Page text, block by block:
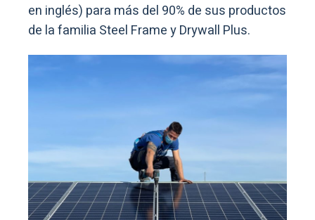
en inglés) para más del 90% de sus productos
de la familia Steel Frame y Drywall Plus.